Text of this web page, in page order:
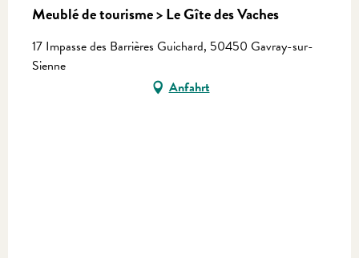
Meublé de tourisme > Le Gîte des Vaches
17 Impasse des Barrières Guichard, 50450 Gavray-sur-
Sienne
Anfahrt